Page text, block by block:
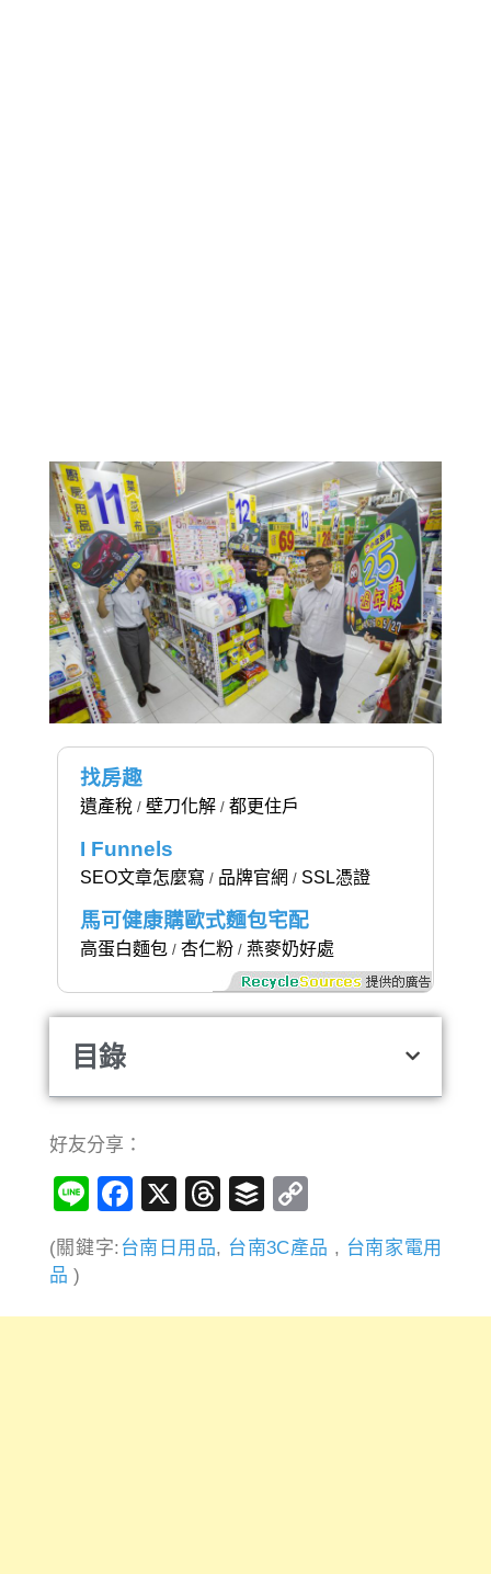
找房趣
遺產稅 / 壁刀化解/ 都更住戶
I Funnels
SEO文章怎麼寫 / 品牌官網 / SSL憑證
馬可健康購歐式麵包宅配
高蛋白麵包/ 杏仁粉/ 燕麥奶好處
目錄
好友分享：
LineFacebook
X Threads
BufferCopy
Link
(關鍵字: 台南日用品, 台南3C產品 , 台南家電用
品 )